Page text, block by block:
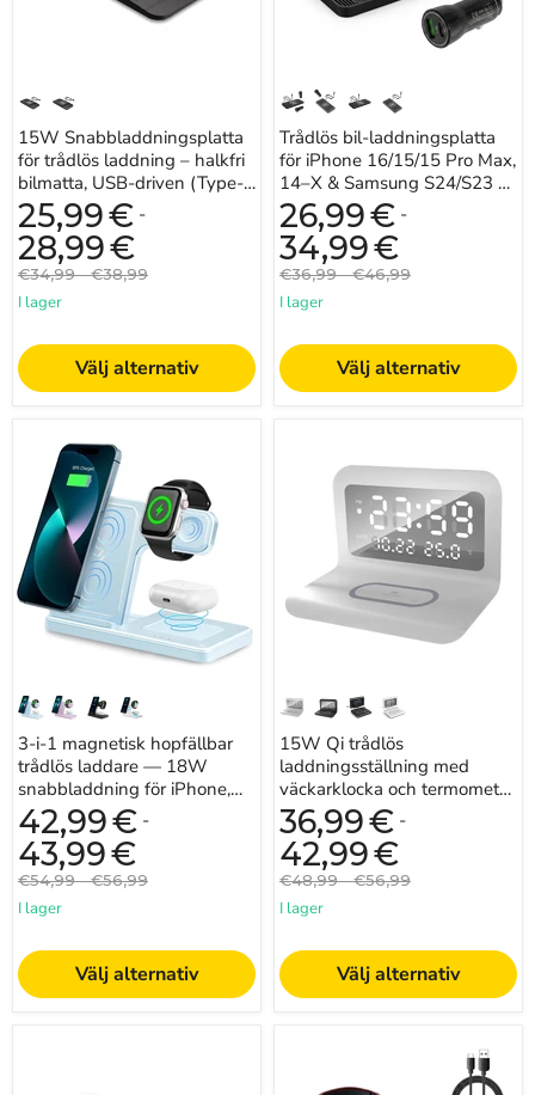
15W Snabbladdningsplatta
för trådlös laddning – halkfri
bilmatta, USB-driven (Type-C
eller USB)
25,99€ -
28,99€
Originalpris
€34,99 -Originalpris
€38,99
I lager
Välj alternativ
silikonplatta,
snabbladdning
Trådlös bil-laddningsplatta
för iPhone 16/15/15 Pro Max,
14–X & Samsung S24/S23 —
silikonplatta, 15W
snabbladdning
26,99€ -
34,99€
Originalpris
€36,99 -Originalpris
€46,99
I lager
Välj alternativ
magnetisk
hopfällbar
trådlös
laddare
—
18W
snabbladdning
AirPods
3-i-1 magnetisk hopfällbar
trådlös laddare — 18W
snabbladdning för iPhone,
iWatch och AirPods
42,99€ -
43,99€
Originalpris
€54,99 -Originalpris
€56,99
I lager
Välj alternativ
laddningsställning
väckarklocka
termometer
(USB-
C)
15W Qi trådlös
laddningsställning med
väckarklocka och termometer
(USB-C)
36,99€ -
42,99€
Originalpris
€48,99 -Originalpris
€56,99
I lager
Välj alternativ